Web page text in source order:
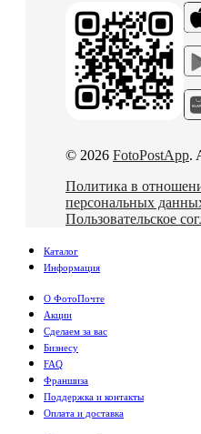
© 2026 FotoPostApp.
Политика в
персональных
Пользовательское
Каталог
Информация
О ФотоПочте
Акции
Сделаем за вас
Бизнесу
FAQ
Франшиза
Поддержка и контакты
Оплата и доставка